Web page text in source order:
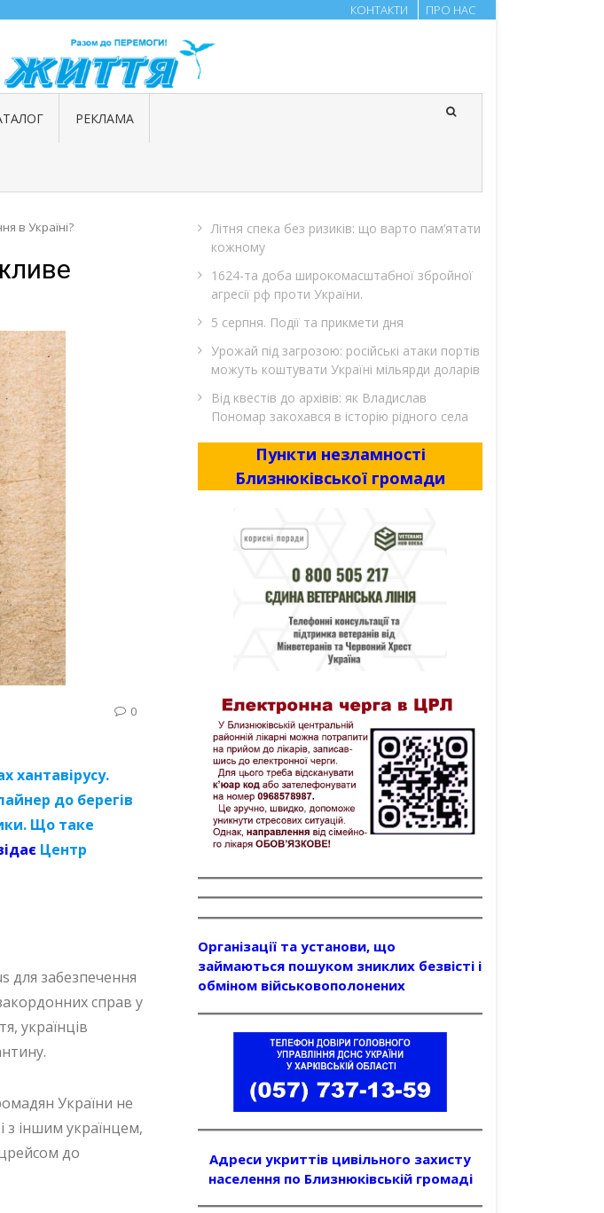
КОНТАКТИ ПРО НАС
РЕКЛАМА
в Україні?
0
хантавірусу.
до берегів
Що таке
Центр
для забезпечення
справ у
українців
України не
з іншим українцем,
до
Літня спека без ризиків: що варто пам’ятати
кожному
1624-та доба широкомасштабної збройної
агресії рф проти України.
5 серпня. Події та прикмети дня
Урожай під загрозою: російські атаки портів
можуть коштувати Україні мільярди доларів
Від квестів до архівів: як Владислав
Пономар закохався в історію рідного села
Пункти незламності
Близнюківської громади
Організації та установи, що
займаються пошуком зниклих безвісті і
обміном військовополонених
Адреси укриттів цивільного захисту
населення по Близнюківській громаді